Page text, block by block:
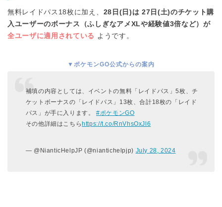
無料レイドパス18枚に加え、 28日(日)は 27日(土)のチケット購
入ユーザーのボーナス（ふしぎなアメXLや経験値3倍など）が
全ユーザに適用されている ようです。
▼ポケモンGO公式からの案内
補填の内容としては、イベントの無料「レイドパス」5枚、チ
ケットボーナスの「レイドパス」13枚、合計18枚の「レイド
パス」が手に入ります。#ポケモンGO
その他詳細はこちら https://t.co/RnVhsOxJl6
— @NianticHelpJP (@niantichelpjp) July 28, 2024